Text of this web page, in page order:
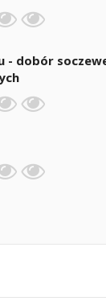
- dobór